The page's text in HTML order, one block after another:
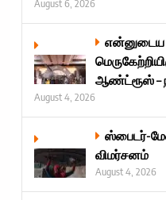
August 6, 2026
என்னுடைய
ஆண்ட்ரூஸ் –
August 4, 2026
ஸ்பைடர்-
விமர்சனம்
August 4, 2026